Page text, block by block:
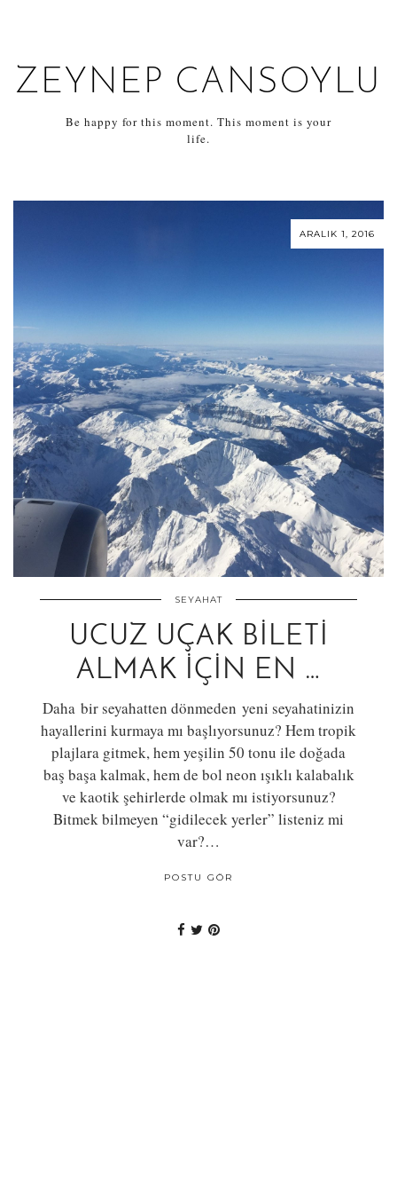
ZEYNEP CANSOYLU
Be happy for this moment. This moment is your
life.
ARALIK 1, 2016
SEYAHAT
UCUZ UÇAK BILETI
ALMAK İÇIN EN …
Daha bir seyahatten dönmeden yeni seyahatinizin
hayallerini kurmaya mı başlıyorsunuz? Hem tropik
plajlara gitmek, hem yeşilin 50 tonu ile doğada
baş başa kalmak, hem de bol neon ışıklı kalabalık
ve kaotik şehirlerde olmak mı istiyorsunuz?
Bitmek bilmeyen “gidilecek yerler” listeniz mi
var?…
POSTU GÖR